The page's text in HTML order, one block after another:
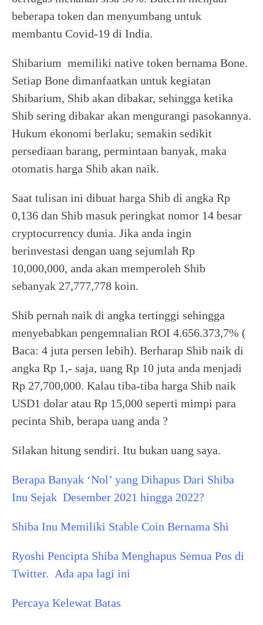
beberapa token dan menyumbang untuk
membantu Covid-19 di India.
Shibarium memiliki native token bernama Bone.
Setiap Bone dimanfaatkan untuk kegiatan
Shibarium, Shib akan dibakar, sehingga ketika
Shib sering dibakar akan mengurangi pasokannya.
Hukum ekonomi berlaku; semakin sedikit
persediaan barang, permintaan banyak, maka
otomatis harga Shib akan naik.
Saat tulisan ini dibuat harga Shib di angka Rp
0,136 dan Shib masuk peringkat nomor 14 besar
cryptocurrency dunia. Jika anda ingin
berinvestasi dengan uang sejumlah Rp
10,000,000, anda akan memperoleh Shib
sebanyak 27,777,778 koin.
Shib pernah naik di angka tertinggi sehingga
menyebabkan pengemnalian ROI 4.656.373,7% (
Baca: 4 juta persen lebih). Berharap Shib naik di
angka Rp 1,- saja, uang Rp 10 juta anda menjadi
Rp 27,700,000. Kalau tiba-tiba harga Shib naik
USD1 dolar atau Rp 15,000 seperti mimpi para
pecinta Shib, berapa uang anda ?
Silakan hitung sendiri. Itu bukan uang saya.
Berapa Banyak ‘Nol’ yang Dihapus Dari Shiba
Inu Sejak Desember 2021 hingga 2022?
Shiba Inu Memiliki Stable Coin Bernama Shi
Ryoshi Pencipta Shiba Menghapus Semua Pos di
Twitter. Ada apa lagi ini
Percaya Kelewat Batas